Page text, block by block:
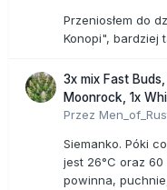
Przeniosłem do
Konopi", bardziej
3x mix Fast
Moonrock, 1x
Przez
Siemanko. Póki
jest 26°C oraz
powinna,